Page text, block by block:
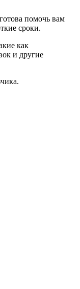
помочь вам
сроки.
как
и другие